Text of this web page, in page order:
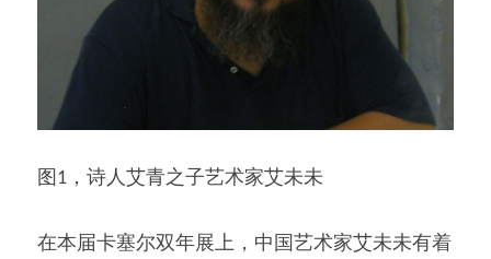
图1，诗人艾青之子艺术家艾未未
在本届卡塞尔双年展上，中国艺术家艾未未有着